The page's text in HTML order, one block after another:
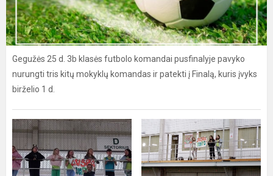
Gegužės 25 d. 3b klasės futbolo komandai pusfinalyje pavyko
nurungti tris kitų mokyklų komandas ir patekti į Finalą, kuris įvyks
birželio 1 d.